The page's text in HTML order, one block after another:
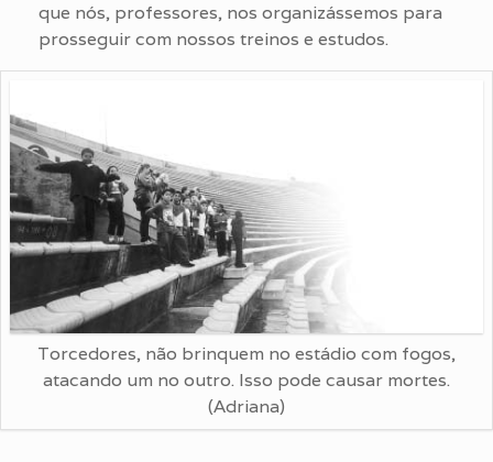
que nós, professores, nos organizássemos para
prosseguir com nossos treinos e estudos.
Torcedores, não brinquem no estádio com fogos,
atacando um no outro. Isso pode causar mortes.
(Adriana)